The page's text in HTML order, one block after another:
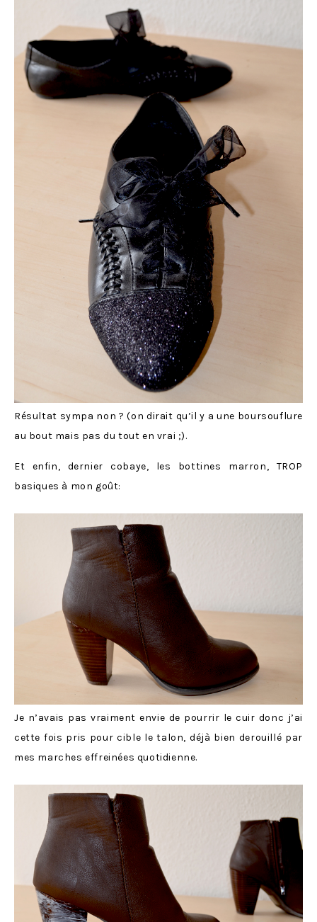
Résultat sympa non ? (on dirait qu’il y a une boursouflure
au bout mais pas du tout en vrai ;).
Et enfin, dernier cobaye, les bottines marron, TROP
basiques à mon goût:
Je n’avais pas vraiment envie de pourrir le cuir donc j’ai
cette fois pris pour cible le talon, déjà bien derouillé par
mes marches effreinées quotidienne.